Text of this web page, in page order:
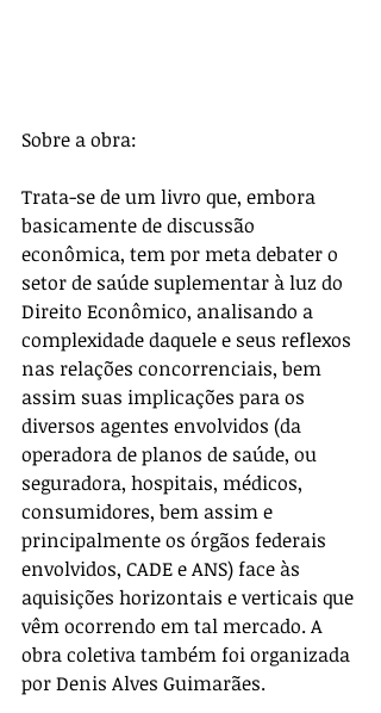
Sobre a obra:
Trata-se de um livro que, embora
basicamente de discussão
econômica, tem por meta debater o
setor de saúde suplementar à luz do
Direito Econômico, analisando a
complexidade daquele e seus reflexos
nas relações concorrenciais, bem
assim suas implicações para os
diversos agentes envolvidos (da
operadora de planos de saúde, ou
seguradora, hospitais, médicos,
consumidores, bem assim e
principalmente os órgãos federais
envolvidos, CADE e ANS) face às
aquisições horizontais e verticais que
vêm ocorrendo em tal mercado. A
obra coletiva também foi organizada
por Denis Alves Guimarães.